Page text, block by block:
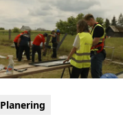
Planering